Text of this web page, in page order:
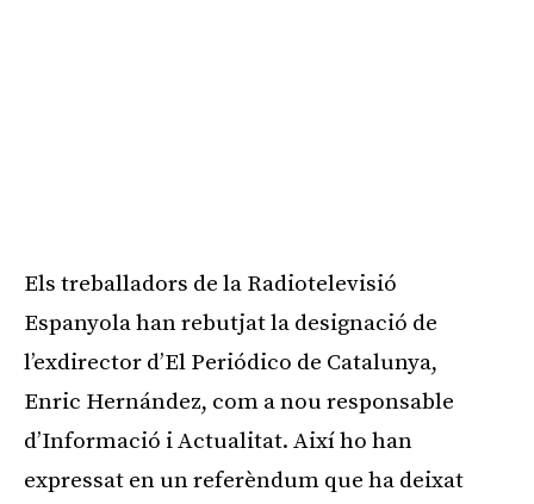
Els treballadors de la Radiotelevisió
Espanyola han rebutjat la designació de
l’exdirector d’El Periódico de Catalunya,
Enric Hernández, com a nou responsable
d’Informació i Actualitat. Així ho han
expressat en un referèndum que ha deixat